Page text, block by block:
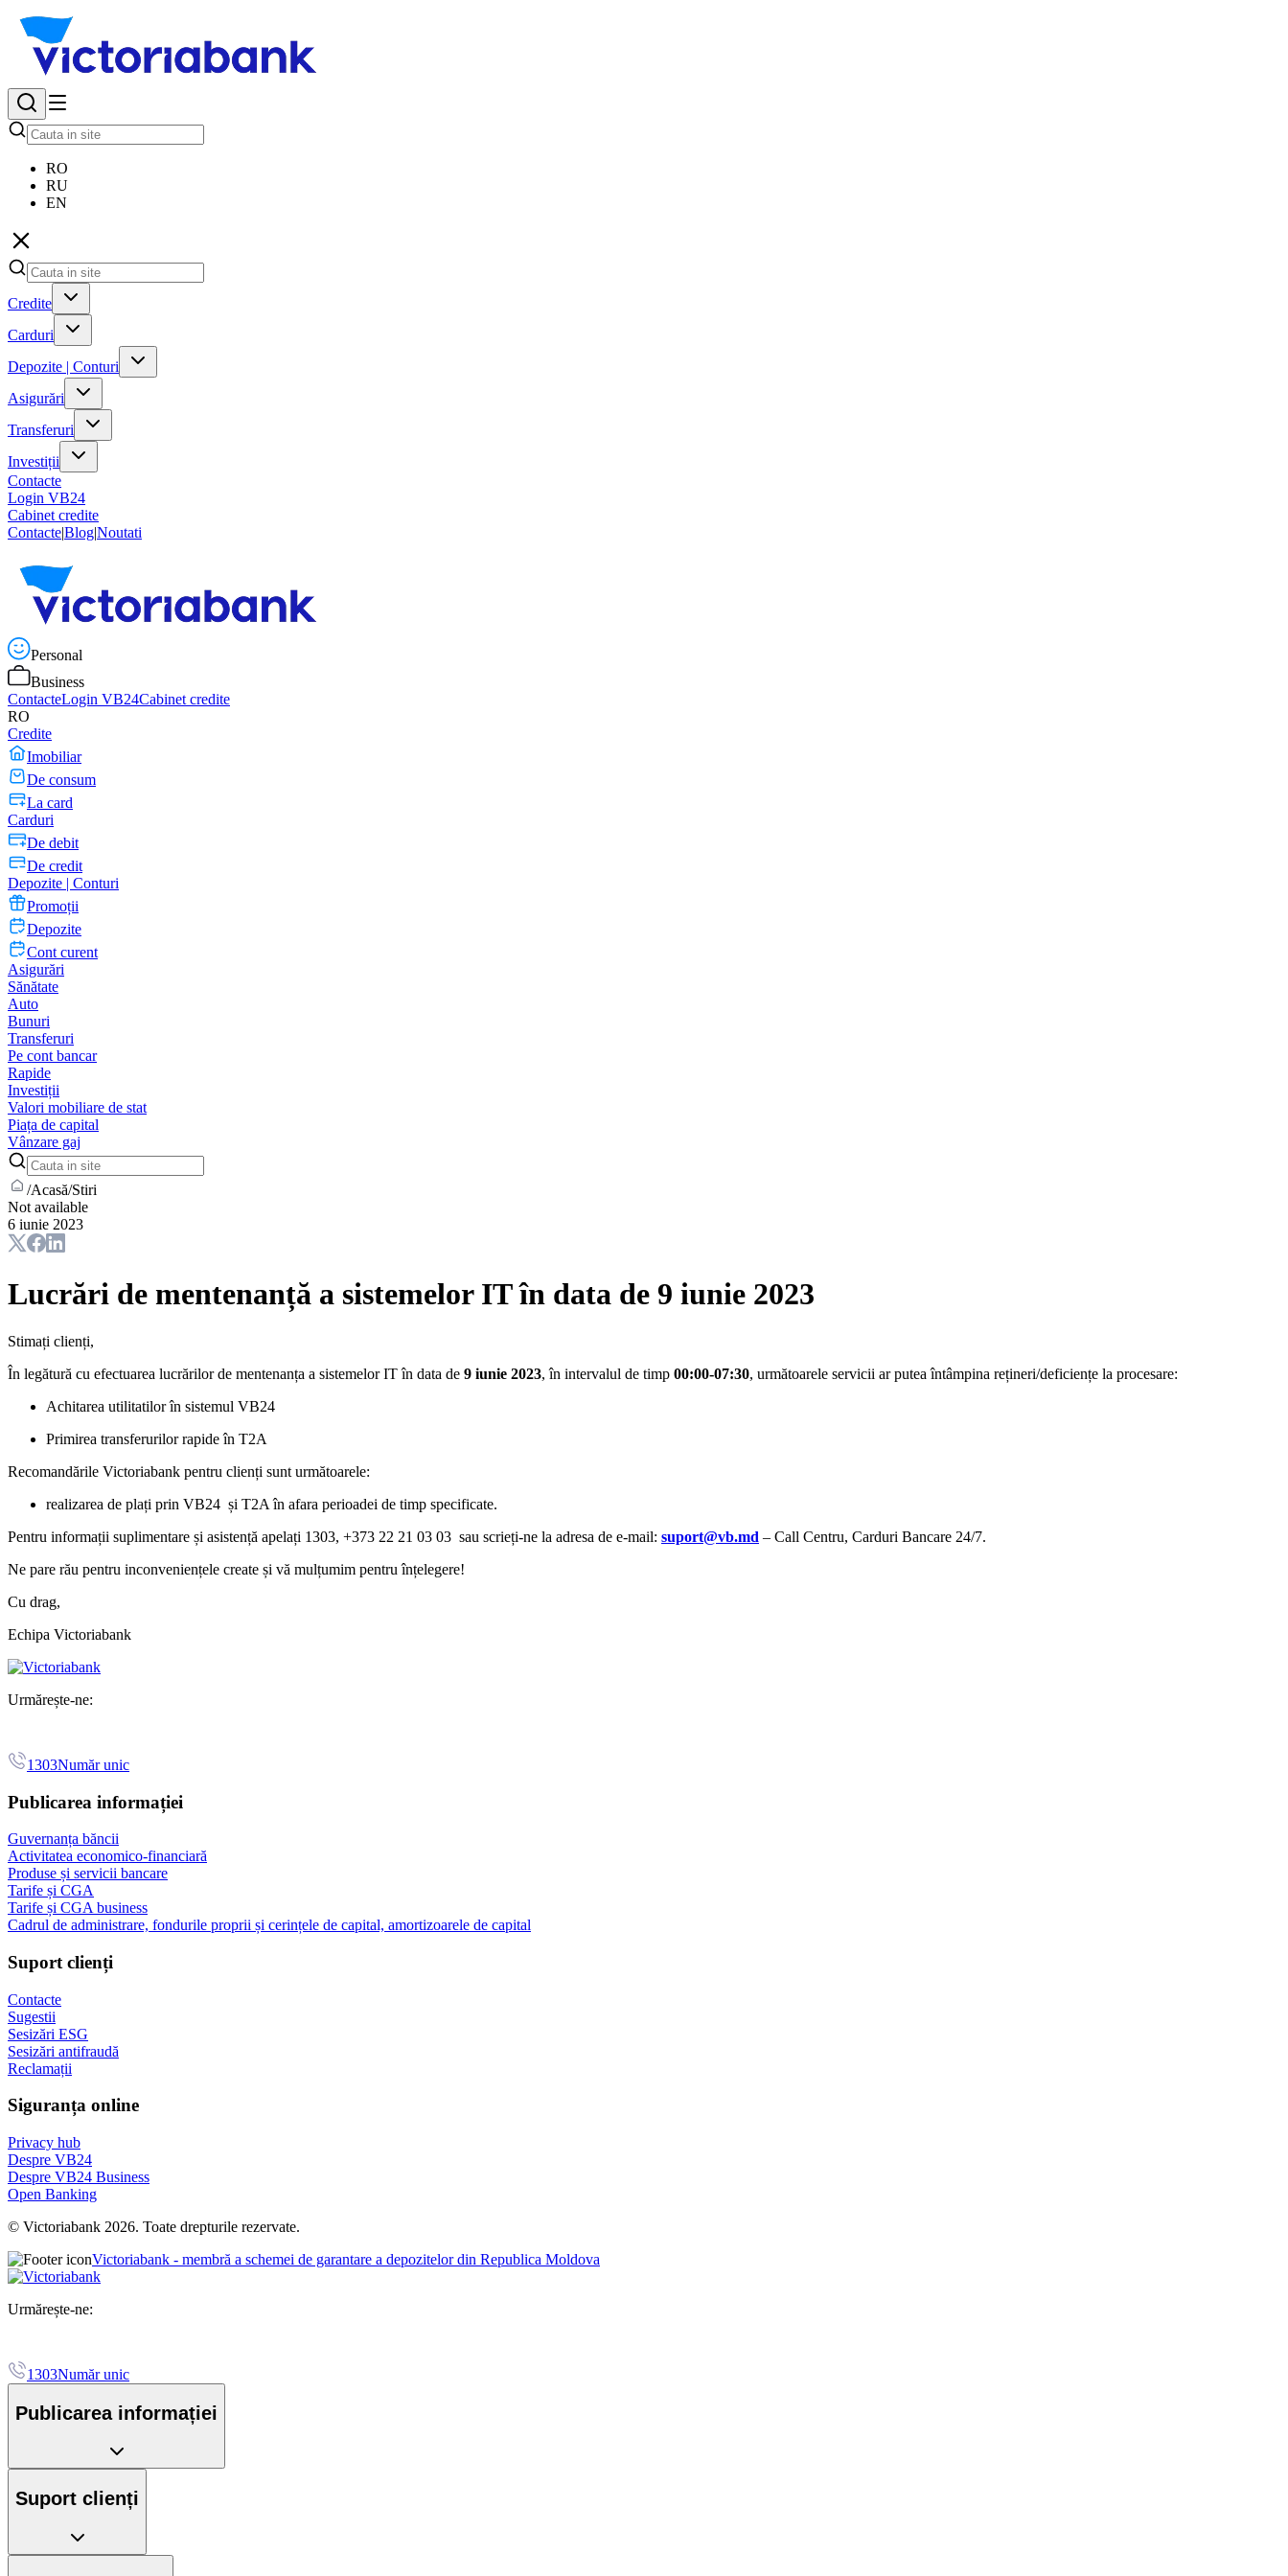
RO
RU
EN
Credite
Carduri
Depozite | Conturi
Asigurări
Transferuri
Investiții
Contacte
Login VB24
Cabinet credite
Contacte|Blog|Noutati
Personal
Business
ContacteLogin VB24Cabinet credite
RO
Credite
Imobiliar
De consum
La card
Carduri
De debit
De credit
Depozite | Conturi
Promoții
Depozite
Cont curent
Asigurări
Sănătate
Auto
Bunuri
Transferuri
Pe cont bancar
Rapide
Investiții
Valori mobiliare de stat
Piața de capital
Vânzare gaj
/Acasă/Stiri
Not available
6 iunie 2023
Lucrări de mentenanță a sistemelor IT în data de 9 iunie 2023
Stimați clienți,
În legătură cu efectuarea lucrărilor de mentenanța a sistemelor IT în data de 9 iunie 2023, în intervalul de timp 00:00-07:30, următoarele servicii ar putea întâmpina rețineri/deficiențe la procesare:
Achitarea utilitatilor în sistemul VB24
Primirea transferurilor rapide în T2A
Recomandările Victoriabank pentru clienți sunt următoarele:
realizarea de plați prin VB24 și T2A în afara perioadei de timp specificate.
Pentru informații suplimentare și asistență apelați 1303, +373 22 21 03 03 sau scrieți-ne la adresa de e-mail: suport@vb.md – Call Centru, Carduri Bancare 24/7.
Ne pare rău pentru inconveniențele create și vă mulțumim pentru înțelegere!
Cu drag,
Echipa Victoriabank
Urmărește-ne:
1303Număr unic
Publicarea informației
Guvernanța băncii
Activitatea economico-financiară
Produse și servicii bancare
Tarife și CGA
Tarife și CGA business
Cadrul de administrare, fondurile proprii și cerințele de capital, amortizoarele de capital
Suport clienți
Contacte
Sugestii
Sesizări ESG
Sesizări antifraudă
Reclamații
Siguranța online
Privacy hub
Despre VB24
Despre VB24 Business
Open Banking
© Victoriabank 2026. Toate drepturile rezervate.
Victoriabank - membră a schemei de garantare a depozitelor din Republica Moldova
Urmărește-ne:
1303Număr unic
Publicarea informației
Suport clienți